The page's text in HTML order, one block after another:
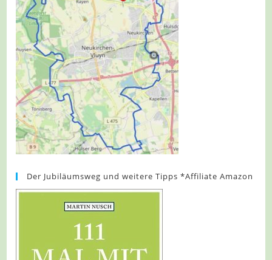
Der Jubiläumsweg und weitere Tipps *Affiliate Amazon